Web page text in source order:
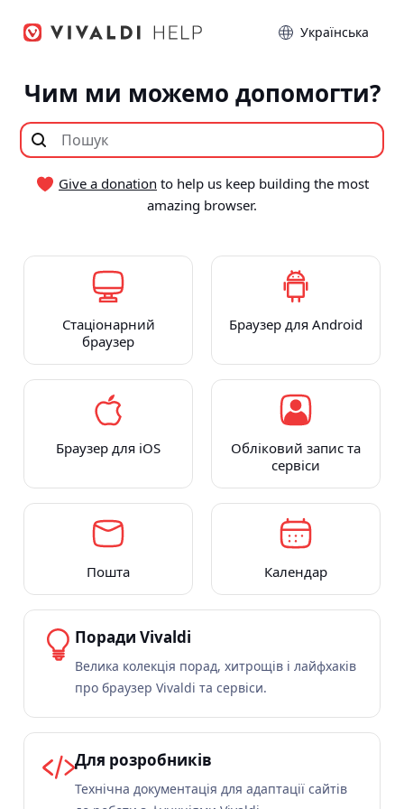
Мова
Чим ми можемо допомогти?
Give a donation to help us keep building the most
amazing browser.
Стаціонарний
браузер
Браузер для Android
Браузер для iOS
Обліковий запис та
сервіси
Пошта Календар
Поради Vivaldi
Велика колекція порад, хитрощів і лайфхаків
про браузер Vivaldi та сервіси.
Для розробників
Технічна документація для адаптації сайтів